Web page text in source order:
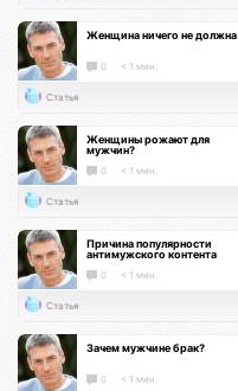
Женщина ничего не должна
0 < 1 мин.
Статья
Женщины рожают для
мужчин?
0 < 1 мин.
Статья
Причина популярности
антимужского контента
0 < 1 мин.
Статья
Зачем мужчине брак?
0 < 1 мин.